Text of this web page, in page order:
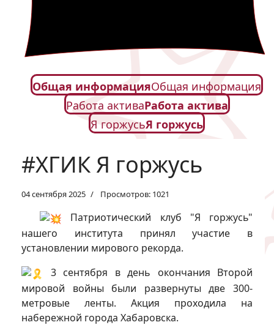
Общая информацияОбщая информация
Работа активаРабота актива
Я горжусьЯ горжусь
#ХГИК Я горжусь
04 сентября 2025 Просмотров: 1021
Патриотический клуб "Я горжусь"
нашего института принял участие в
установлении мирового рекорда.
3 сентября в день окончания Второй
мировой войны были развернуты две 300-
метровые ленты. Акция проходила на
набережной города Хабаровска.